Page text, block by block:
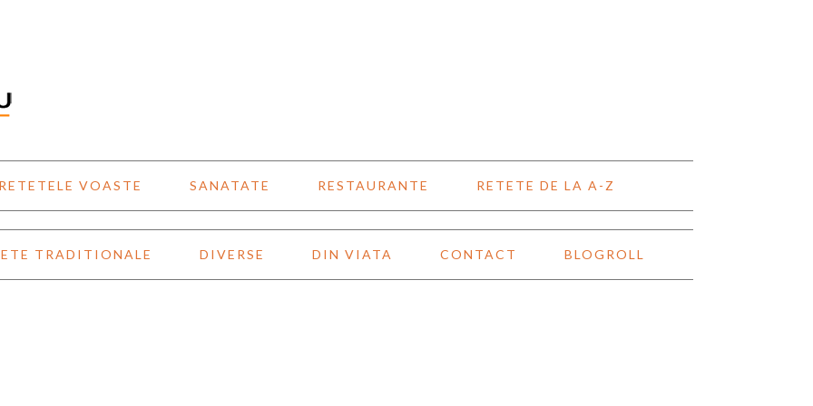
RETETELE VOASTE SANATATE RESTAURANTE RETETE DE LA A-Z
TRADITIONALE DIVERSE DIN VIATA CONTACT BLOGROLL